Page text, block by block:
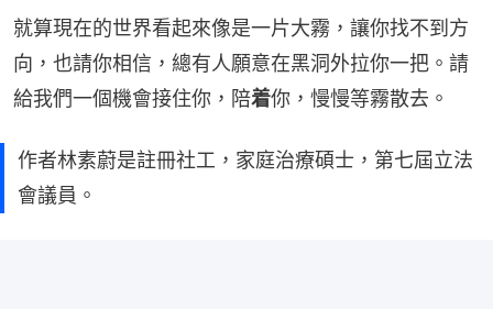
就算現在的世界看起來像是一片大霧，讓你找不到方
向，也請你相信，總有人願意在黑洞外拉你一把。請
給我們一個機會接住你，陪着你，慢慢等霧散去。
作者林素蔚是註冊社工，家庭治療碩士，第七屆立法
會議員。